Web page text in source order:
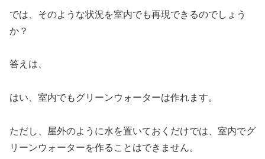
では、そのような状況を室内でも再現できるのでしょう
か？
答えは、
はい、室内でもグリーンウォーターは作れます。
ただし、屋外のように水を置いておくだけでは、室内でグ
リーンウォーターを作ることはできません。